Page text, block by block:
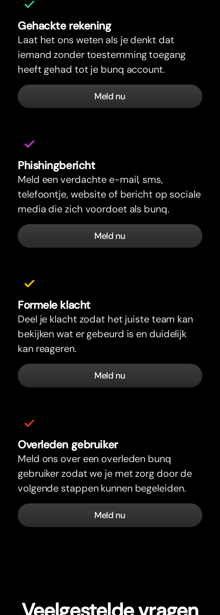
Gehackte rekening
Laat het ons weten als je denkt dat
iemand zonder toestemming toegang
heeft gehad tot je bunq account.
Meld nu
Phishingbericht
Meld een verdachte e-mail, sms,
telefoontje, website of bericht op sociale
media die zich voordoet als bunq.
Meld nu
Formele klacht
Deel je klacht zodat het juiste team kan
bekijken wat er gebeurd is en duidelijk
kan reageren.
Meld nu
Overleden gebruiker
Meld ons over een overleden bunq
gebruiker zodat we je met zorg door de
volgende stappen kunnen begeleiden.
Meld nu